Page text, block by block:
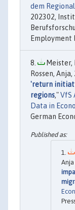
dem
202302,
Employment
Meister,
Rossen, Anja,
'return
regions,"VfS
Data in
German
Anja